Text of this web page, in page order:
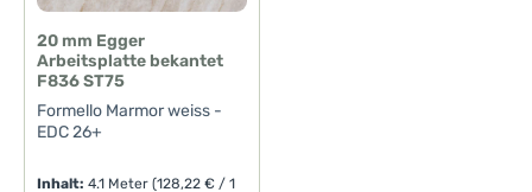
20 mm Egger
Arbeitsplatte bekantet
F836 ST75
Formello Marmor weiss -
EDC 26+
Inhalt:4.1 Meter(128,22 € / 1